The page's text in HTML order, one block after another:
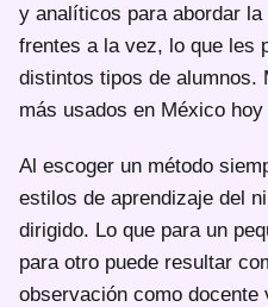
y analíticos para abordar
frentes a la vez, lo que les
distintos tipos de alumnos.
más usados en México
Al escoger un método
estilos de aprendizaje del
dirigido. Lo que para un
para otro puede resultar
observación como docente